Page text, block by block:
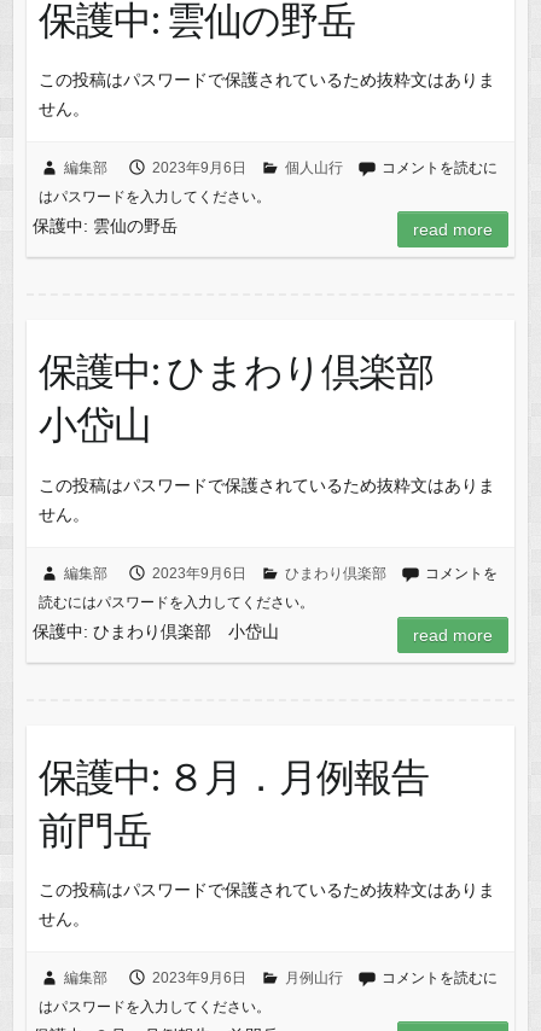
保護中: 雲仙の野岳
この投稿はパスワードで保護されているため抜粋文はありま
せん。
編集部 2023年9月6日 個人山行
コメントを読むに
はパスワードを入力してください。
保護中: 雲仙の野岳 read more
保護中: ひまわり倶楽部
小岱山
この投稿はパスワードで保護されているため抜粋文はありま
せん。
編集部 2023年9月6日 ひまわり倶楽部
コメントを
読むにはパスワードを入力してください。
保護中: ひまわり倶楽部 小岱山 read more
保護中: ８月．月例報告
前門岳
この投稿はパスワードで保護されているため抜粋文はありま
せん。
編集部 2023年9月6日 月例山行
コメントを読むに
はパスワードを入力してください。